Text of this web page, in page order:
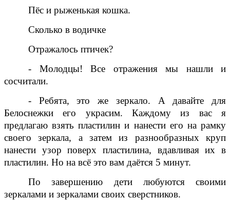
Пёс и рыженькая кошка.
Сколько в водичке
Отражалось птичек?
- Молодцы! Все отражения мы нашли и
сосчитали.
- Ребята, это же зеркало. А давайте для
Белоснежки его украсим. Каждому из вас я
предлагаю взять пластилин и нанести его на рамку
своего зеркала, а затем из разнообразных круп
нанести узор поверх пластилина, вдавливая их в
пластилин. Но на всё это вам даётся 5 минут.
По завершению дети любуются своими
зеркалами и зеркалами своих сверстников.